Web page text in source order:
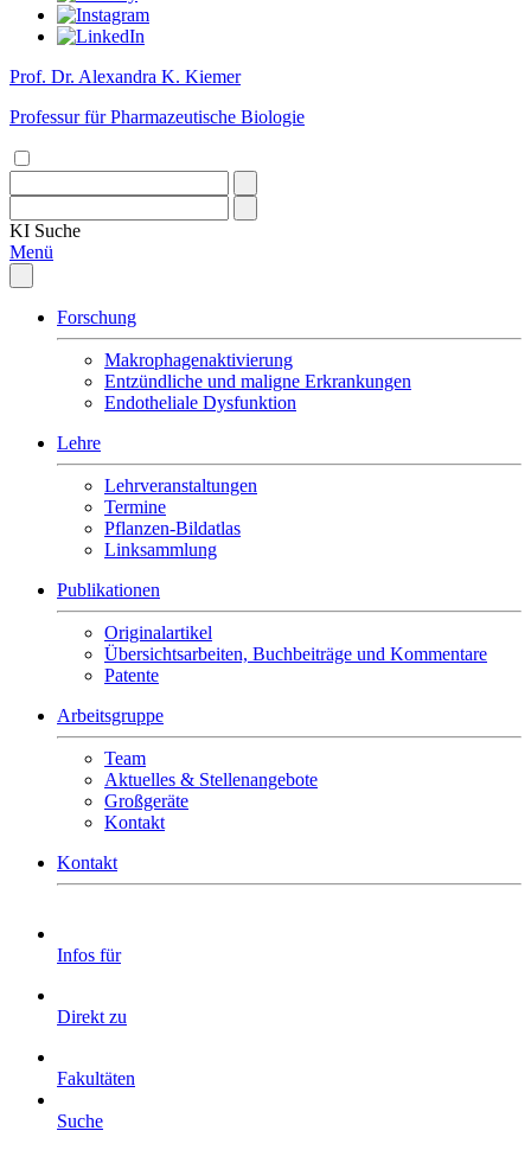
Prof. Dr. Alexandra K. Kiemer
Professur für Pharmazeutische Biologie
KI Suche
Menü
Forschung
Makrophagenaktivierung
Entzündliche und maligne Erkrankungen
Endotheliale Dysfunktion
Lehre
Lehrveranstaltungen
Termine
Pflanzen-Bildatlas
Linksammlung
Publikationen
Originalartikel
Übersichtsarbeiten, Buchbeiträge und Kommentare
Patente
Arbeitsgruppe
Team
Aktuelles & Stellenangebote
Großgeräte
Kontakt
Kontakt
Infos für
Direkt zu
Fakultäten
Suche